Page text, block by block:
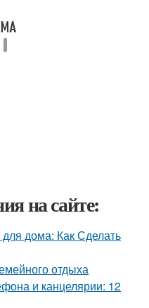
на сайте:
дома: Как Сделать
отдыха
и канцелярии: 12